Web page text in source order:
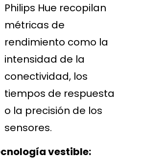
Philips Hue recopilan
métricas de
rendimiento como la
intensidad de la
conectividad, los
tiempos de respuesta
o la precisión de los
sensores.
vestible: